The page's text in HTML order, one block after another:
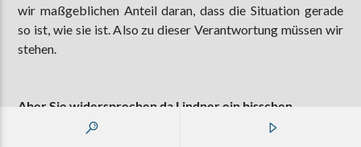
wir maßgeblichen Anteil daran, dass die Situation gerade
so ist, wie sie ist. Also zu dieser Verantwortung müssen wir
stehen.
Aber Sie widersprechen da Lindner ein bisschen.